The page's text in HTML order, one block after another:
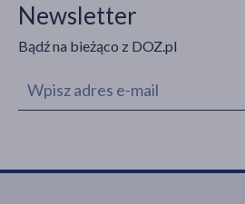
Newsletter
Bądź na bieżąco z DOZ.pl